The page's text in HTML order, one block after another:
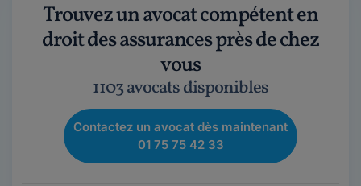
Trouvez un avocat compétent en
droit des assurances près de chez
vous
1103 avocats disponibles
Contactez un avocat dès maintenant
01 75 75 42 33